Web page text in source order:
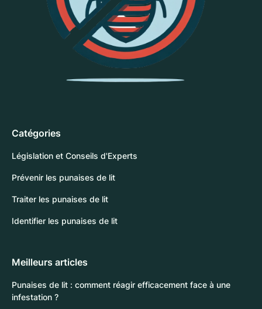
Catégories
Législation et Conseils d'Experts
Prévenir les punaises de lit
Traiter les punaises de lit
Identifier les punaises de lit
Meilleurs articles
Punaises de lit : comment réagir efficacement face à une
infestation ?